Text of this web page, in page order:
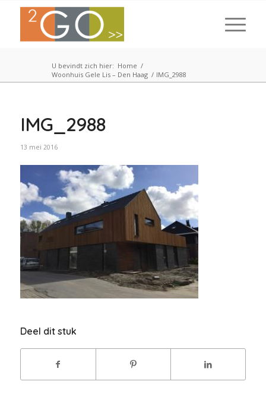
U bevindt zich hier: Home /
Woonhuis Gele Lis – Den Haag / IMG_2988
IMG_2988
13 mei 2016
Deel dit stuk